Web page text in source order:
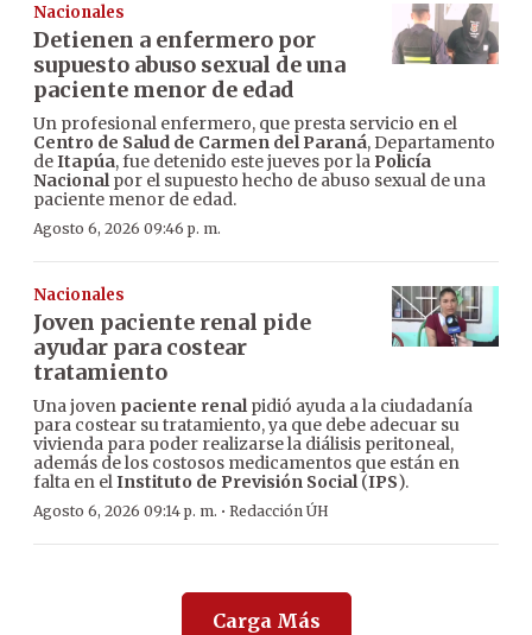
Nacionales
Detienen a enfermero por
supuesto abuso sexual de una
paciente menor de edad
Un profesional enfermero, que presta servicio en el
Centro de Salud de Carmen del Paraná, Departamento
deItapúa, fue detenido este jueves por la Policía
Nacionalpor el supuesto hecho de abuso sexual de una
paciente menor de edad.
Agosto 6, 2026 09:46 p. m.
Nacionales
Joven paciente renal pide
ayudar para costear
tratamiento
Una joven paciente renalpidió ayuda a la ciudadanía
para costear su tratamiento, ya que debe adecuar su
vivienda para poder realizarse la diálisis peritoneal,
además de los costosos medicamentos que están en
falta en elInstituto de Previsión Social(IPS).
Agosto 6, 2026 09:14 p. m. · Redacción ÚH
Carga Más